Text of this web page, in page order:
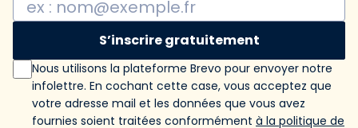
S’inscrire gratuitement
Nous utilisons la plateforme Brevo pour envoyer notre
infolettre. En cochant cette case, vous acceptez que
votre adresse mail et les données que vous avez
fournies soient traitées conformément à la politique de